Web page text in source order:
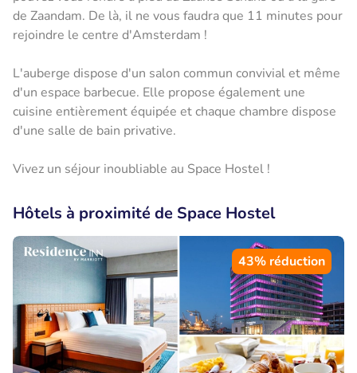
de Zaandam. De là, il ne vous faudra que 11 minutes pour
rejoindre le centre d'Amsterdam !
L'auberge dispose d'un salon commun convivial et même
d'un espace barbecue. Elle propose également une
cuisine entièrement équipée et chaque chambre dispose
d'une salle de bain privative.
Vivez un séjour inoubliable au Space Hostel !
Hôtels à proximité de Space Hostel
43% réduction